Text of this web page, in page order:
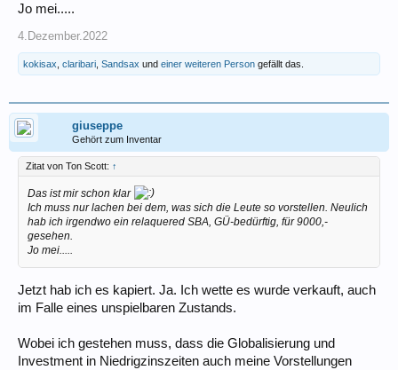
Jo mei.....
4.Dezember.2022
kokisax claribari Sandsax und einer weiteren Person gefällt das.
giuseppe
Gehört zum Inventar
Zitat von Ton Scott: ↑
Das ist mir schon klar
Ich muss nur lachen bei dem, was sich die Leute so vorstellen. Neulich
hab ich irgendwo ein relaquered SBA, GÜ-bedürftig, für 9000,-
gesehen.
Jo mei.....
Jetzt hab ich es kapiert. Ja. Ich wette es wurde verkauft, auch
im Falle eines unspielbaren Zustands.
Wobei ich gestehen muss, dass die Globalisierung und
Investment in Niedrigzinszeiten auch meine Vorstellungen